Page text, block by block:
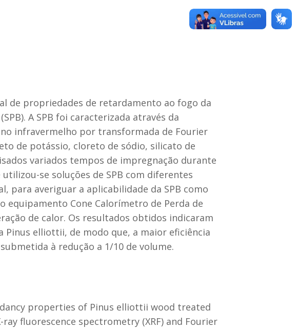
de propriedades de retardamento ao fogo da
A SPB foi caracterizada através da
infravermelho por transformada de Fourier
de potássio, cloreto de sódio, silicato de
variados tempos de impregnação durante
se soluções de SPB com diferentes
para averiguar a aplicabilidade da SPB como
Cone Calorímetro de Perda de
de calor. Os resultados obtidos indicaram
Pinus elliottii, de modo que, a maior eficiência
à redução a 1/10 de volume.
properties of Pinus elliottii wood treated
fluorescence spectrometry (XRF) and Fourier